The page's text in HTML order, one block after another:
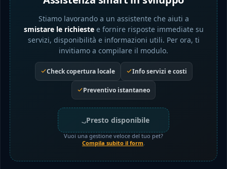
Stiamo lavorando a un assistente che aiuti a
smistare le richiestee fornire risposte immediate su
servizi, disponibilità e informazioni utili. Per ora, ti
invitiamo a compilare il modulo.
Check copertura locale Info servizi e costi
Preventivo istantaneo
Presto disponibile
Vuoi una gestione veloce del tuo pet?
Compila subito il form